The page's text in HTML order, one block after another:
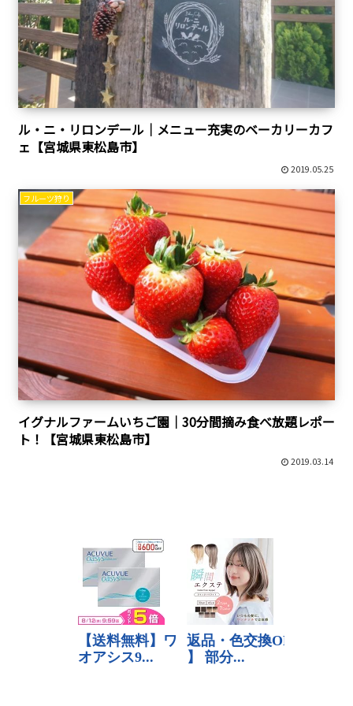
ル・ニ・リロンデール｜メニュー充実のベーカリーカフ
ェ【宮城県東松島市】
2019.05.25
フルーツ狩り
イグナルファームいちご園｜30分間摘み食べ放題レポー
ト！【宮城県東松島市】
2019.03.14